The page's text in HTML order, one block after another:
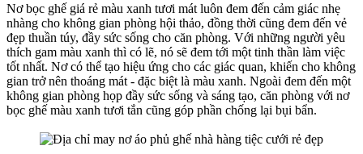
Nơ bọc ghế giá rẻ màu xanh tươi mát luôn đem đến cảm giác nhẹ
nhàng cho không gian phòng hội thảo, đồng thời cũng đem đến vẻ
đẹp thuần túy, đầy sức sống cho căn phòng. Với những người yêu
thích gam màu xanh thì có lẽ, nó sẽ đem tới một tinh thần làm việc
tốt nhất. Nơ có thể tạo hiệu ứng cho các giác quan, khiến cho không
gian trở nên thoáng mát - đặc biệt là màu xanh. Ngoài đem đến một
không gian phòng họp đầy sức sống và sáng tạo, căn phòng với nơ
bọc ghế màu xanh tươi tắn cũng góp phần chống lại bụi bẩn.